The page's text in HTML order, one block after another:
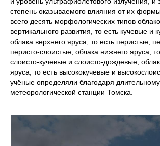
степень оказываемого влияния от их
всего десять морфологических типов
вертикального развития, то есть кучевые и
облака верхнего яруса, то есть перистые,
перисто-слоистые; облака нижнего яруса,
слоисто-кучевые и слоисто-дождевые;
яруса, то есть высококучевые и
учёные определяли благодаря
метеорологической станции Томска.